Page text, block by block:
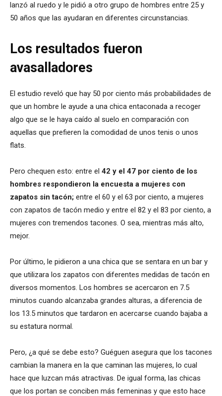
lanzó al ruedo y le pidió a otro grupo de hombres entre 25 y
50 años que las ayudaran en diferentes circunstancias.
Los resultados fueron
avasalladores
El estudio reveló que hay 50 por ciento más probabilidades de
que un hombre le ayude a una chica entaconada a recoger
algo que se le haya caído al suelo en comparación con
aquellas que prefieren la comodidad de unos tenis o unos
flats.
Pero chequen esto: entre el 42 y el 47 por ciento de los
hombres respondieron la encuesta a mujeres con
zapatos sin tacón; entre el 60 y el 63 por ciento, a mujeres
con zapatos de tacón medio y entre el 82 y el 83 por ciento, a
mujeres con tremendos tacones. O sea, mientras más alto,
mejor.
Por último, le pidieron a una chica que se sentara en un bar y
que utilizara los zapatos con diferentes medidas de tacón en
diversos momentos. Los hombres se acercaron en 7.5
minutos cuando alcanzaba grandes alturas, a diferencia de
los 13.5 minutos que tardaron en acercarse cuando bajaba a
su estatura normal.
Pero, ¿a qué se debe esto? Guéguen asegura que los tacones
cambian la manera en la que caminan las mujeres, lo cual
hace que luzcan más atractivas. De igual forma, las chicas
que los portan se conciben más femeninas y que esto hace